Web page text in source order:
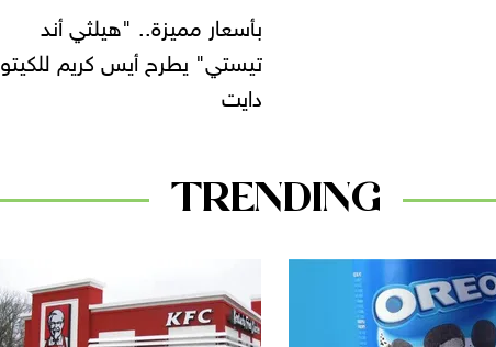
بأسعار مميزة.. "هيلثي أند
تيستي" يطرح أيس كريم للكيتو
دايت
TRENDING